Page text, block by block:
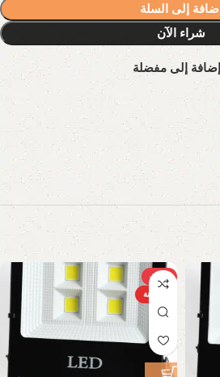
إضافة إلى السلة
شراء الآن
إضافة إلى مفضلة
-31%
الساخنة